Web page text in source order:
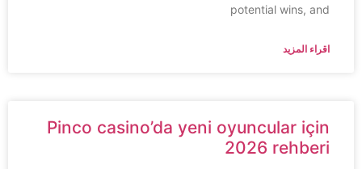
potential wins, and
اقراء المزيد
Pinco casino’da yeni oyuncular için
2026 rehberi